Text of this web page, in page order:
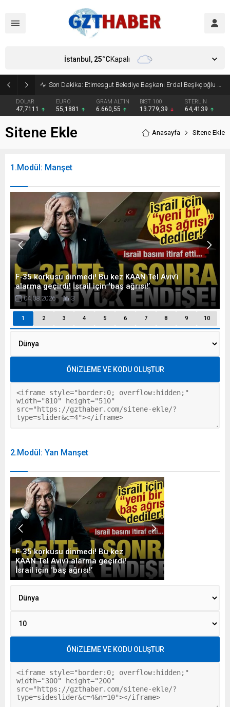
Son Dakika: Etimesgut Belediye Başkanı Erdal Beşikçioğlu görevden uzaklaştırıldı
DOLAR
47,7111
EURO
55,1881
GRAM ALTIN
6.660,55
BIST 100
13.779,39
STERLİN
64,4139
İstanbul, 25°CKapalı
Sitene Ekle Anasayfa Sitene Ekle
1.Modül: Manşet
2.Modül: Yan Manşet